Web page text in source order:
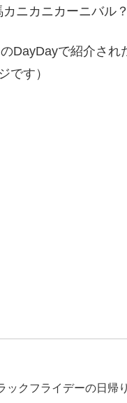
ニカニカーニバル？
DayDayで紹介され
です）
ックフライデーの日帰